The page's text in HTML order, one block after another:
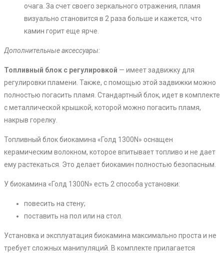
очага. За счет своего зеркального отражения, пламя
визуально становится в 2 раза больше и кажется, что
камин горит еще ярче.
Дополнительные аксессуары:
Топливный блок с регулировкой — имеет задвижку для
регулировки пламени. Также, с помощью этой задвижки можно
полностью погасить пламя. Стандартный блок, идет в комплекте
с металлической крышкой, которой можно погасить пламя,
накрыв горелку.
Топливный блок биокамина «Голд 1300N» оснащен
керамическим волокном, которое впитывает топливо и не дает
ему растекаться. Это делает биокамин полностью безопасным.
У биокамина «Голд 1300N» есть 2 способа установки:
повесить на стену;
поставить на пол или на стол.
Установка и эксплуатация биокамина максимально проста и не
требует сложных манипуляций. В комплекте прилагается